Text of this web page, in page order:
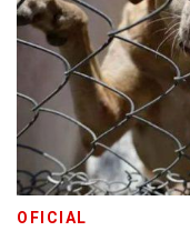
OFICIAL